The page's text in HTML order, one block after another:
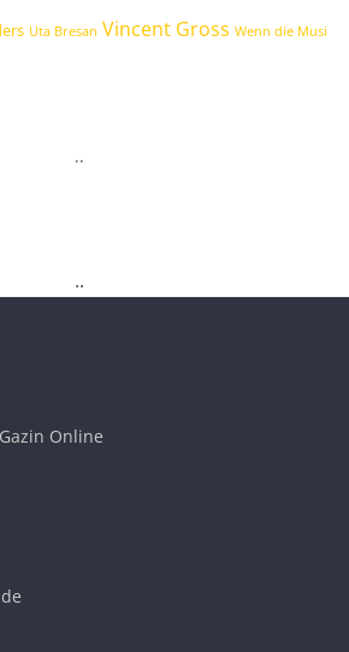
Uta Bresan Vincent Gross Wenn die Musi
..
..
Online